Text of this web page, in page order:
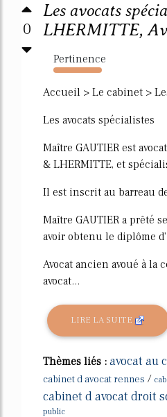
0
Les avocats
LHERMITTE,
Pertinence
1385%
Accueil > Le cabinet >
Les avocats spécialistes
Maître GAUTIER est
& LHERMITTE, et
Il est inscrit au barreau
Maître GAUTIER a prêté
avoir obtenu le diplôme
Avocat ancien avoué à la
avocat...
LIRE LA SUITE
Thèmes liés : avocat au
cabinet d avocat rennes /
cabinet d avocat droit
public